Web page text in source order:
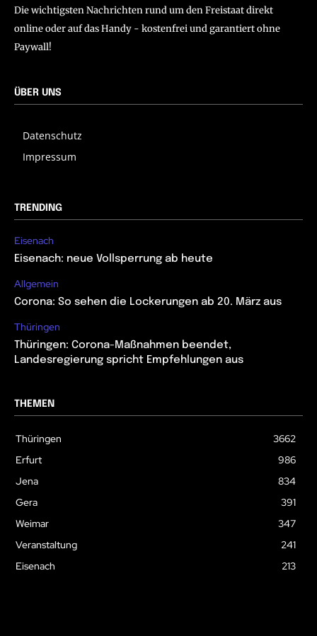
Die wichtigsten Nachrichten rund um den Freistaat direkt
online oder auf das Handy - kostenfrei und garantiert ohne
Paywall!
ÜBER UNS
Datenschutz
Impressum
TRENDING
Eisenach
Eisenach: neue Vollsperrung ab heute
Allgemein
Corona: So sehen die Lockerungen ab 20. März aus
Thüringen
Thüringen: Corona-Maßnahmen beendet,
Landesregierung spricht Empfehlungen aus
THEMEN
Thüringen
3662
Erfurt
986
Jena
834
Gera
391
Weimar
347
Veranstaltung
241
Eisenach
213